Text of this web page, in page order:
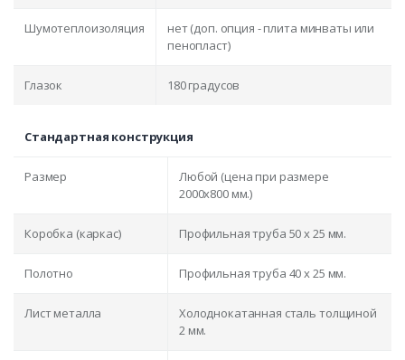
Шумотеплоизоляция
нет (доп. опция - плита минваты или
пенопласт)
Глазок 180 градусов
Стандартная конструкция
Размер
Любой (цена при размере
2000x800 мм.)
Коробка (каркас) Профильная труба 50 х 25 мм.
Полотно Профильная труба 40 х 25 мм.
Лист металла
Холоднокатанная сталь толщиной
2 мм.